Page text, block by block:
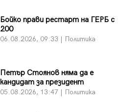
Бойко прави рестарт на ГЕРБ с
200
06.08.2026, 09:33 | Политика
Петър Стоянов няма да е
кандидат за президент
05.08.2026, 13:47 | Политика